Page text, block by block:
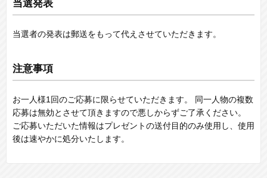
当選発表
当選者の発表は郵送をもって代えさせていただきます。
注意事項
お一人様1回のご応募に限らせていただきます。 同一人物の複数
応募は無効とさせて頂きますので悪しからずご了承ください。
ご応募いただいた情報はプレゼントの送付目的のみ使用し、使用
後は速やかに処分いたします。